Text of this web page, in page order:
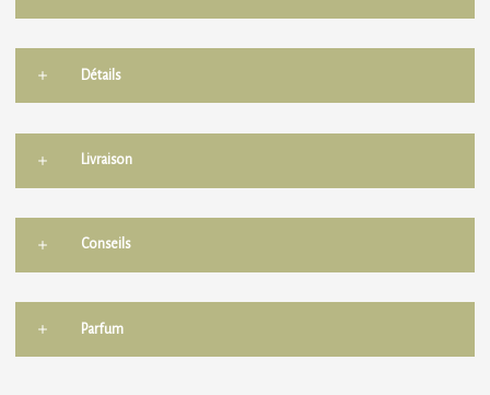
Détails
Livraison
Conseils
Parfum